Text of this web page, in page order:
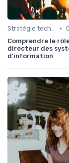
Stratégie technologique •
Comprendre le
directeur des
d'information